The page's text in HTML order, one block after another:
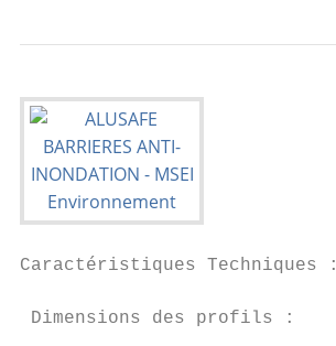
Caractéristiques Techniques :
Dimensions des profils :